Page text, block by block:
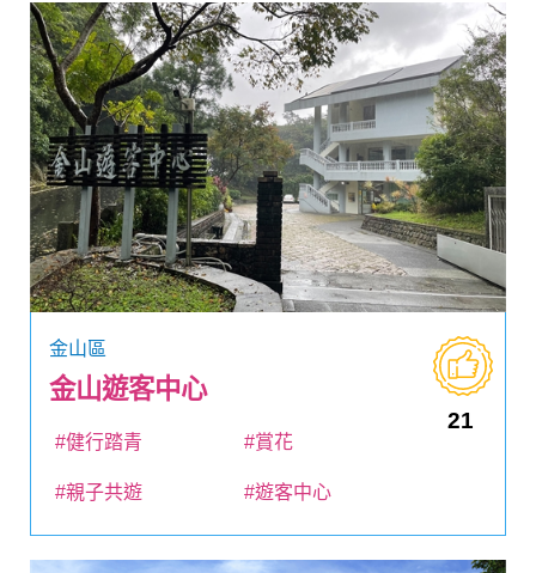
金山區
金山遊客中心
21
#健行踏青 #賞花
#親子共遊 #遊客中心